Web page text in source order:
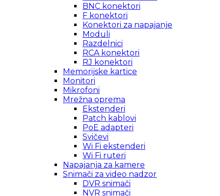
BNC konektori
F konektori
Konektori za napajanje
Moduli
Razdelnici
RCA konektori
RJ konektori
Memorijske kartice
Monitori
Mikrofoni
Mrežna oprema
Ekstenderi
Patch kablovi
PoE adapteri
Svičevi
Wi Fi ekstenderi
Wi Fi ruteri
Napajanja za kamere
Snimači za video nadzor
DVR snimači
NVR snimači